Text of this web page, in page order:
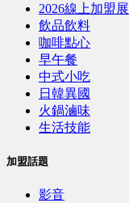
2026線上加盟展
飲品飲料
咖啡點心
早午餐
中式小吃
日韓異國
火鍋滷味
生活技能
加盟話題
影音